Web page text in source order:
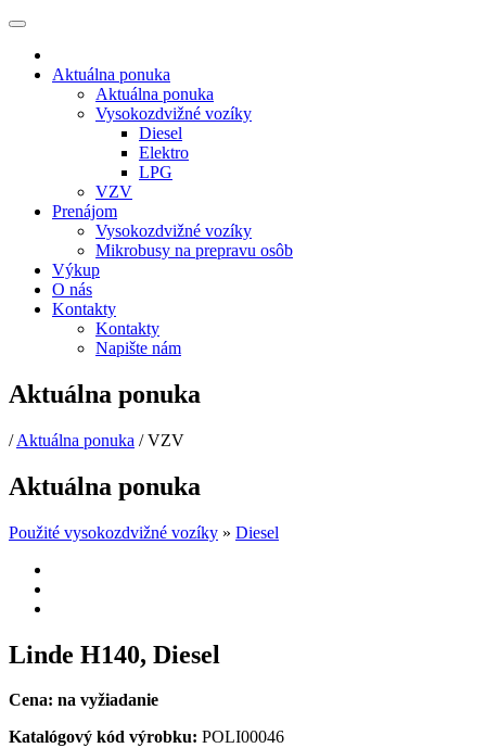
Aktuálna ponuka
Aktuálna ponuka
Vysokozdvižné vozíky
Diesel
Elektro
LPG
VZV
Prenájom
Vysokozdvižné vozíky
Mikrobusy na prepravu osôb
Výkup
O nás
Kontakty
Kontakty
Napište nám
Aktuálna ponuka
/Aktuálna ponuka /VZV
Aktuálna ponuka
Použité vysokozdvižné vozíky » Diesel
Linde H140, Diesel
Cena: na vyžiadanie
Katalógový kód výrobku: POLI00046